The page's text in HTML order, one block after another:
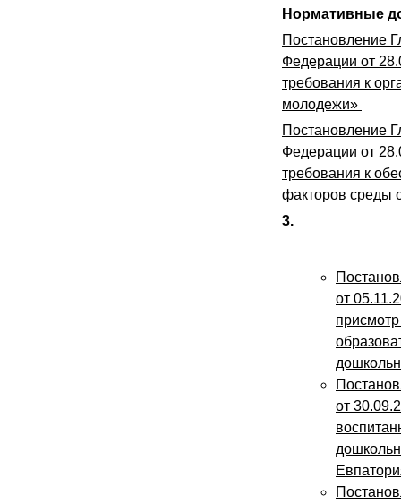
Нормативные
Постановление
Федерации от
требования к
молодежи»
Постановление
Федерации от
требования к
факторов среды
3.
от
от